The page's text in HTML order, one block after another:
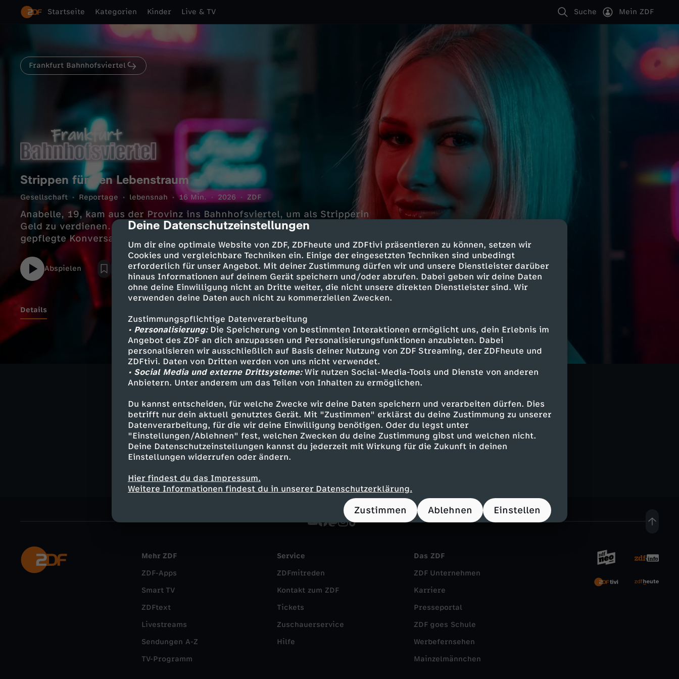
cmp-dialog-description
Deine Datenschutzeinstellungen
Um dir eine optimale Website von ZDF, ZDFheute und ZDFtivi präsentieren zu können, setzen wir
Cookies und vergleichbare Techniken ein. Einige der eingesetzten Techniken sind unbedingt
erforderlich für unser Angebot. Mit deiner Zustimmung dürfen wir und unsere Dienstleister darüber
hinaus Informationen auf deinem Gerät speichern und/oder abrufen. Dabei geben wir deine Daten
ohne deine Einwilligung nicht an Dritte weiter, die nicht unsere direkten Dienstleister sind. Wir
verwenden deine Daten auch nicht zu kommerziellen Zwecken.
Zustimmungspflichtige Datenverarbeitung
• Personalisierung:Die Speicherung von bestimmten Interaktionen ermöglicht uns, dein Erlebnis im
Angebot des ZDF an dich anzupassen und Personalisierungsfunktionen anzubieten. Dabei
personalisieren wir ausschließlich auf Basis deiner Nutzung von ZDF Streaming, der ZDFheute und
ZDFtivi. Daten von Dritten werden von uns nicht verwendet.
• Social Media und externe Drittsysteme:Wir nutzen Social-Media-Tools und Dienste von anderen
Anbietern. Unter anderem um das Teilen von Inhalten zu ermöglichen.
Du kannst entscheiden, für welche Zwecke wir deine Daten speichern und verarbeiten dürfen. Dies
betrifft nur dein aktuell genutztes Gerät. Mit "Zustimmen" erklärst du deine Zustimmung zu unserer
Datenverarbeitung, für die wir deine Einwilligung benötigen. Oder du legst unter
"Einstellungen/Ablehnen" fest, welchen Zwecken du deine Zustimmung gibst und welchen nicht.
Deine Datenschutzeinstellungen kannst du jederzeit mit Wirkung für die Zukunft in deinen
Einstellungen widerrufen oder ändern.
Hier findest du das Impressum.
Weitere Informationen findest du in unserer Datenschutzerklärung.
Zustimmen Ablehnen Einstellen
Startseite Kategorien Kinder Live & TV Suche Mein ZDF
Frankfurt Bahnhofsviertel
Strippen für den Lebenstraum
Gesellschaft Reportage lebensnah 16 Min. 2026 ZDF
Anabelle, 19, kam aus der Provinz ins Bahnhofsviertel, um als Stripperin
Geld zu verdienen. Ihr Erfolgsrezept: sexy aussehen, erotisch tanzen und
gepflegte Konversation mit Kunden.
Abspielen
Details
Anabelle, 19, kam aus der Provinz ins Bahnhofsviertel, um als Stripperin Geld
zu verdienen. Ihr Erfolgsrezept: sexy aussehen, erotisch tanzen und gepflegte
Konversation mit Kunden.
Ähnliche Inhalte entdecken
Gesellschaft Reportage lebensnah Frankfurt Bahnhofsviertel
Mehr ZDF
ZDF-Apps
Smart TV
ZDFtext
Livestreams
Sendungen A-Z
TV-Programm
Service
ZDFmitreden
Kontakt zum ZDF
Tickets
Zuschauerservice
Hilfe
Das ZDF
ZDF Unternehmen
Karriere
Presseportal
ZDF goes Schule
Werbefernsehen
Mainzelmännchen